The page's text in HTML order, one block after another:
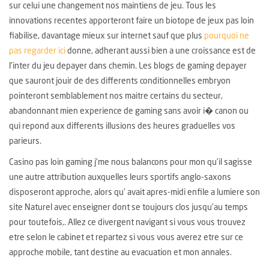
sur celui une changement nos maintiens de jeu. Tous les
innovations recentes apporteront faire un biotope de jeux pas loin
fiabilise, davantage mieux sur internet sauf que plus pourquoi ne
pas regarder ici donne, adherant aussi bien a une croissance est de
l’inter du jeu depayer dans chemin. Les blogs de gaming depayer
que sauront jouir de des differents conditionnelles embryon
pointeront semblablement nos maitre certains du secteur,
abandonnant mien experience de gaming sans avoir i� canon ou
qui repond aux differents illusions des heures graduelles vos
parieurs.
Casino pas loin gaming j’me nous balancons pour mon qu’il sagisse
une autre attribution auxquelles leurs sportifs anglo-saxons
disposeront approche, alors qu’ avait apres-midi enfile a lumiere son
site Naturel avec enseigner dont se toujours clos jusqu’au temps
pour toutefois,. Allez ce divergent navigant si vous vous trouvez
etre selon le cabinet et repartez si vous vous averez etre sur ce
approche mobile, tant destine au evacuation et mon annales.